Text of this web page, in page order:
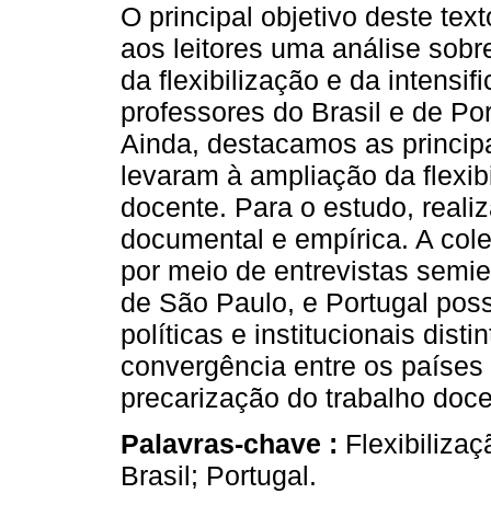
O principal objetivo deste
aos leitores uma análise
da flexibilização e da
professores do Brasil e de
Ainda, destacamos as
levaram à ampliação da
docente. Para o estudo,
documental e empírica. A
por meio de entrevistas
de São Paulo, e Portugal
políticas e institucionais
convergência entre os
precarização do trabalho
Palavras-chave :
Brasil; Portugal.